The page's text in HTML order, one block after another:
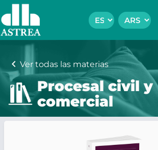
chevron_left Ver todas las materias
Procesal civil y
comercial